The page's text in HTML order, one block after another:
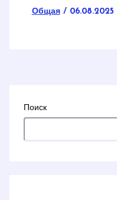
Общая/ 06.08.2025
Поиск